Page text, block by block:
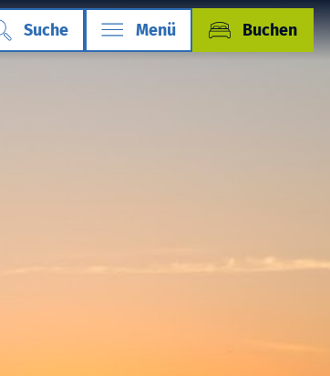
Suche Menü Buchen